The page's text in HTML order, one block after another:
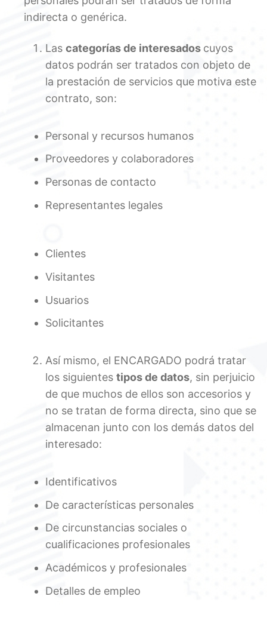
indirecta o genérica.
Las categorías de interesados cuyos
datos podrán ser tratados con objeto de
la prestación de servicios que motiva este
contrato, son:
Personal y recursos humanos
Proveedores y colaboradores
Personas de contacto
Representantes legales
Clientes
Visitantes
Usuarios
Solicitantes
Así mismo, el ENCARGADO podrá tratar
los siguientes tipos de datos, sin perjuicio
de que muchos de ellos son accesorios y
no se tratan de forma directa, sino que se
almacenan junto con los demás datos del
interesado:
Identificativos
De características personales
De circunstancias sociales o
cualificaciones profesionales
Académicos y profesionales
Detalles de empleo